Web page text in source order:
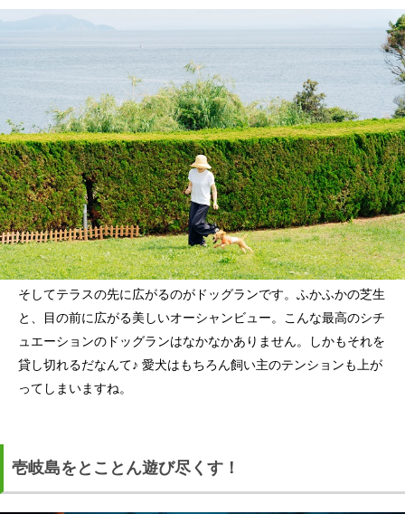
そしてテラスの先に広がるのがドッグランです。ふかふかの芝生
と、目の前に広がる美しいオーシャンビュー。こんな最高のシチ
ュエーションのドッグランはなかなかありません。しかもそれを
貸し切れるだなんて♪ 愛犬はもちろん飼い主のテンションも上が
ってしまいますね。
壱岐島をとことん遊び尽くす！